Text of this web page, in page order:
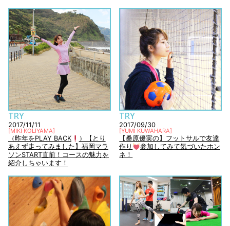
TRY
2017/11/11
[MIKI KOLIYAMA]
（昨年をPLAY BACK
）【とり
あえず走ってみました】福岡マラ
ソンSTART直前！コースの魅力を
紹介しちゃいます！
TRY
2017/09/30
[YUMI KUWAHARA]
【桑原優実の】フットサルで友達
作り
参加してみて気づいたホン
ネ！